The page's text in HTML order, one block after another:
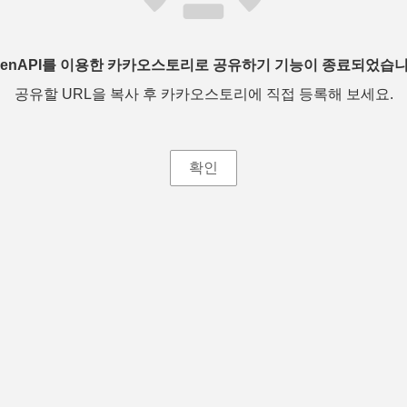
를 이용한 카카오스토리로 공유하기 기능이 종료되었습
공유할 URL을 복사 후 카카오스토리에 직접 등록해 보세요.
확인